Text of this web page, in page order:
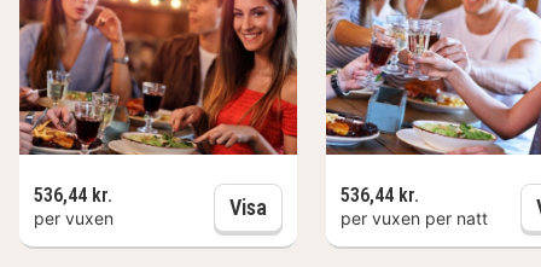
536,44 kr.
per vuxen Visa 3-rätters middag
536,44 kr.
per vuxen per natt